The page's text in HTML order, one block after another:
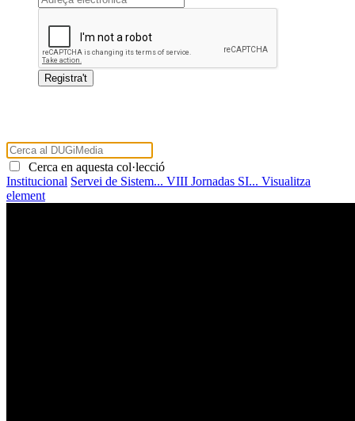
Cerca en aquesta col·lecció
Institucional Servei de Sistem... VIII Jornadas SI... Visualitza
element